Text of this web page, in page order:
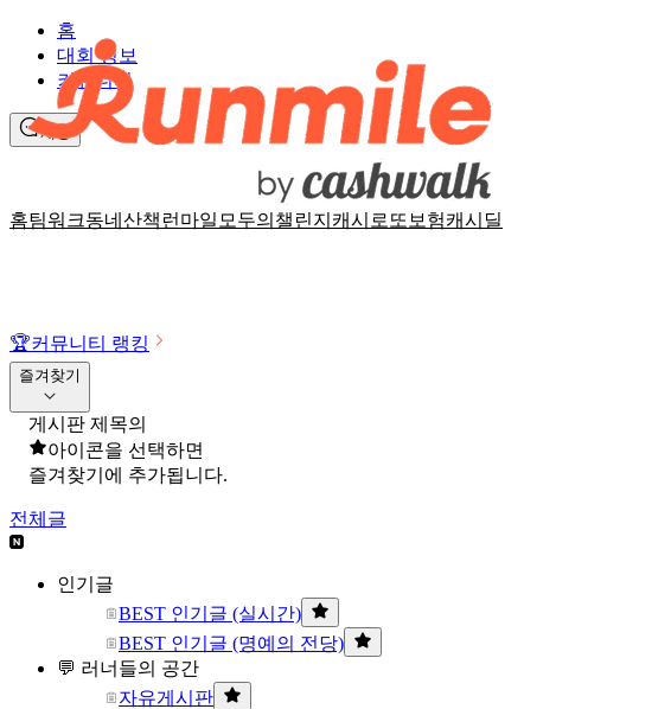
홈팀워크동네산책 런마일 모두의챌린지 캐시로또 보험캐시딜
홈
대회 정보
커뮤니티
채팅
🏆커뮤니티 랭킹
즐겨찾기
게시판 제목의
아이콘을 선택하면
즐겨찾기에 추가됩니다.
전체글
인기글
BEST 인기글 (실시간)
BEST 인기글 (명예의 전당)
💬 러너들의 공간
자유게시판